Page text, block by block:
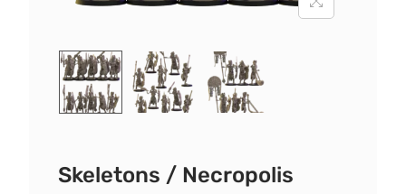
Skeletons / Necropolis